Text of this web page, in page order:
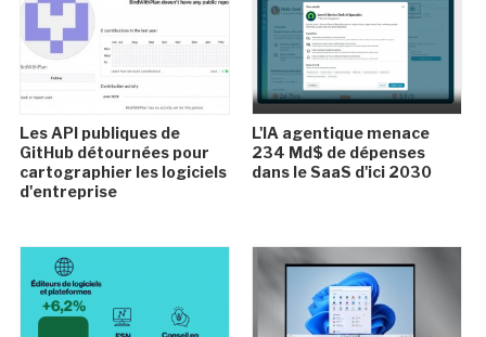
Les API publiques de
GitHub détournées pour
cartographier les logiciels
d'entreprise
L'IA agentique menace
234 Md$ de dépenses
dans le SaaS d'ici 2030